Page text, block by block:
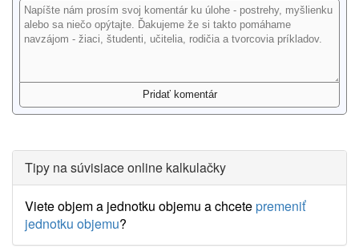
Tipy na súvisiace online kalkulačky
Viete objem a jednotku objemu a chcetepremeniť
jednotku objemu?